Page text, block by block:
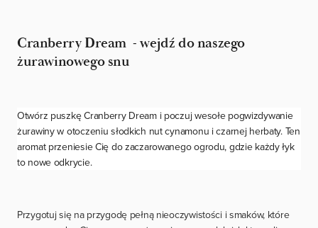
Cranberry Dream - wejdź do naszego
żurawinowego snu
Otwórz puszkę Cranberry Dream i poczuj wesołe pogwizdywanie
żurawiny w otoczeniu słodkich nut cynamonu i czarnej herbaty. Ten
aromat przeniesie Cię do zaczarowanego ogrodu, gdzie każdy łyk
to nowe odkrycie.
Przygotuj się na przygodę pełną nieoczywistości i smaków, które